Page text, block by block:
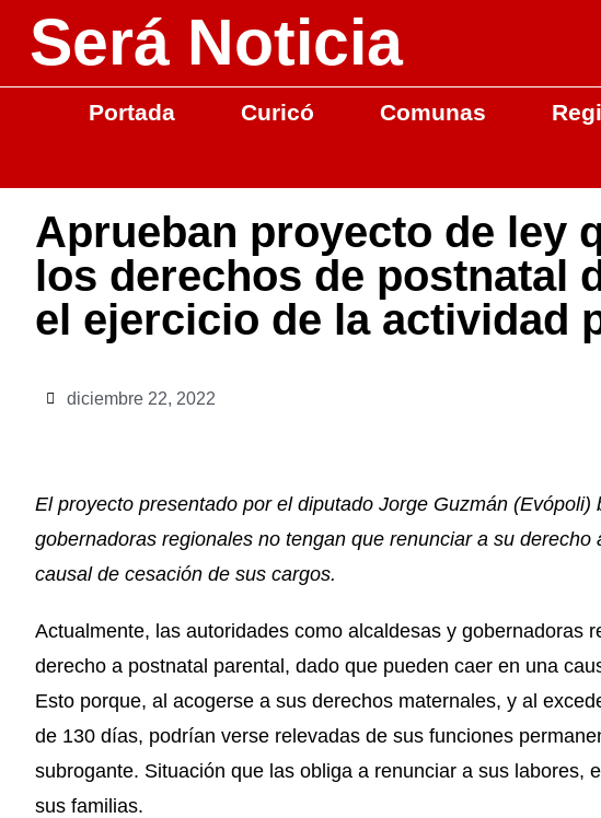
Será Noticia
Portada Curicó Comunas
Aprueban proyecto de ley
los derechos de postnatal
el ejercicio de la actividad
diciembre 22, 2022
El proyecto presentado por el diputado Jorge Guzmán (Evópoli)
gobernadoras regionales no tengan que renunciar a su
causal de cesación de sus cargos.
Actualmente, las autoridades como alcaldesas y gobernadoras
derecho a postnatal parental, dado que pueden caer en una
Esto porque, al acogerse a sus derechos maternales, y al
de 130 días, podrían verse relevadas de sus funciones
subrogante. Situación que las obliga a renunciar a sus labores,
sus familias.